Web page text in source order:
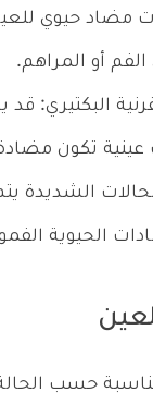
مضاد حيوي
أو المراهم.
البكتيري:
تكون
الشديدة
الحيوية
حسب